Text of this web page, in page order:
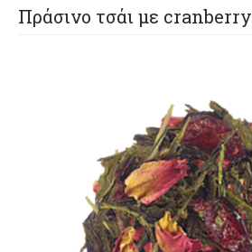
Πράσινο τσάι με cranberry